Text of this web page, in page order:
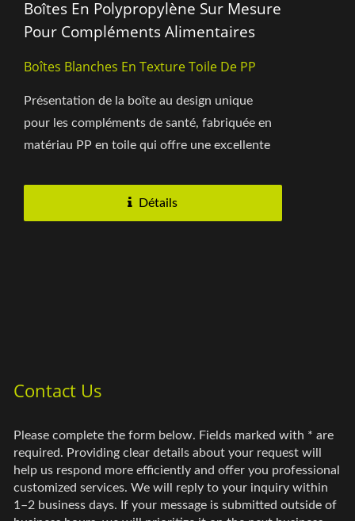
Boîtes En Polypropylène Sur Mesure
Pour Compléments Alimentaires
Boîtes Blanches En Texture Toile De PP
Présentation de la boîte au design unique
pour les compléments de santé, fabriquée en
matériau PP en toile qui offre une excellente
Détails